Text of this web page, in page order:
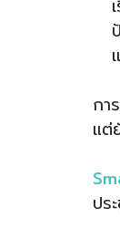
เ
แ
กา
แต่
ปร